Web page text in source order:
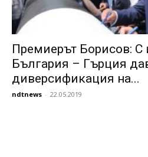
Премиерът Борисов: С
България – Гърция
диверсификация на...
ndtnews - 22.05.2019